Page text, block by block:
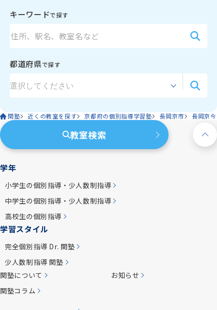
キーワードで探す
都道府県で探す
関塾 近くの教室を探す 京都府の個別指導学習塾 長岡京市 長岡京
教室検索
学年
小学生の個別指導・少人数制指導
中学生の個別指導・少人数制指導
高校生の個別指導
学習スタイル
完全個別指導 Dr. 関塾
少人数制指導 関塾
関塾について
お知らせ
関塾コラム